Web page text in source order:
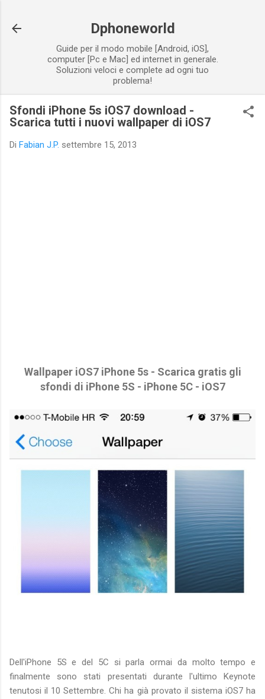
Dphoneworld
Guide per il modo mobile [Android, iOS],
computer [Pc e Mac] ed internet in generale.
Soluzioni veloci e complete ad ogni tuo
problema!
Sfondi iPhone 5s iOS7 download -
Scarica tutti i nuovi wallpaper di iOS7
Di Fabian J.P. settembre 15, 2013
Wallpaper iOS7 iPhone 5s - Scarica gratis gli
sfondi di iPhone 5S - iPhone 5C - iOS7
Dell'iPhone 5S e del 5C si parla ormai da molto tempo e
finalmente sono stati presentati durante l'ultimo Keynote
tenutosi il 10 Settembre. Chi ha già provato il sistema iOS7 ha